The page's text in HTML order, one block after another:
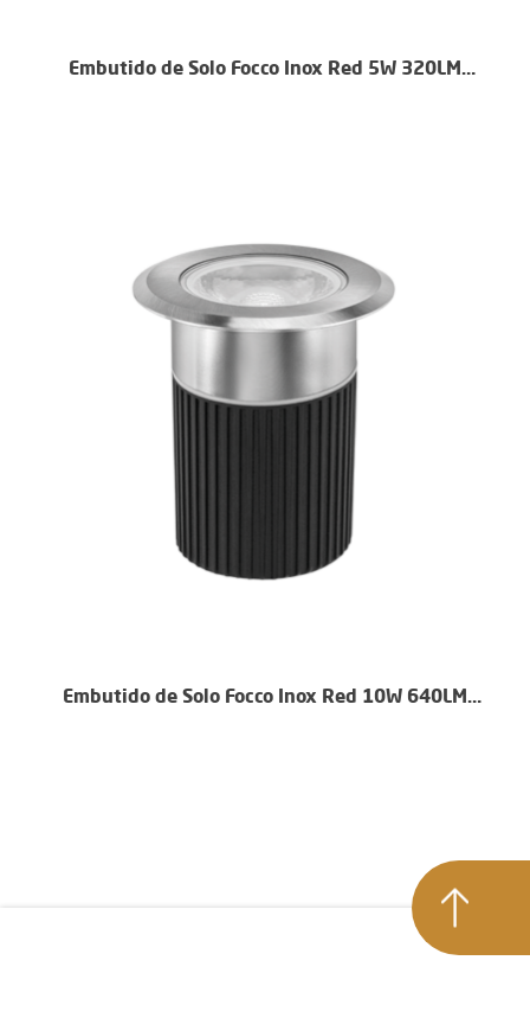
Embutido de Solo Focco Inox Red 5W 320LM
Embutido de Solo Focco Inox Red 10W 640LM